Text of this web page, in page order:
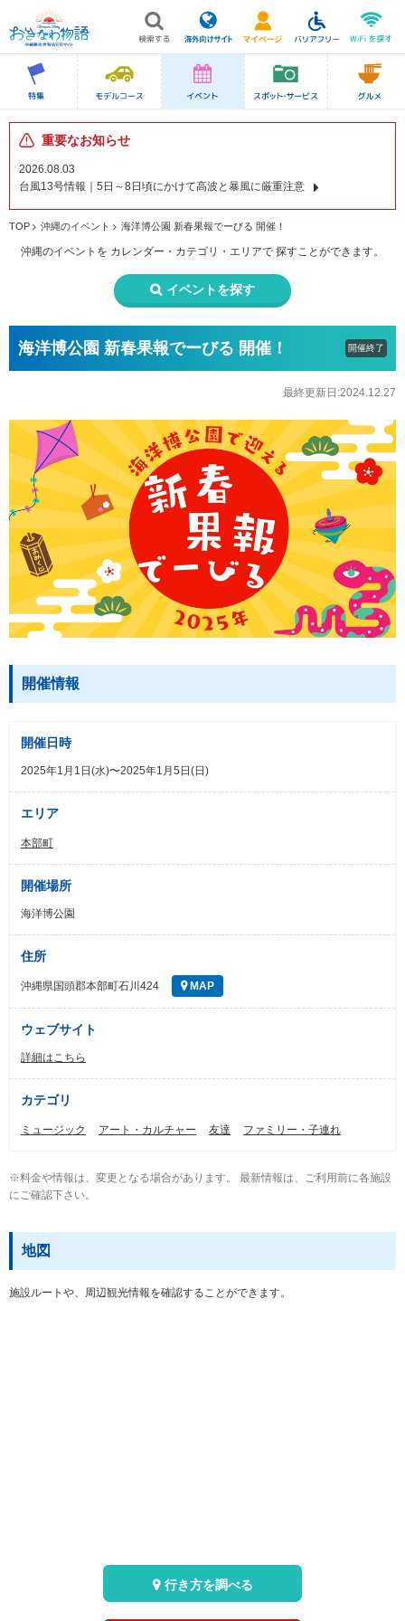
重要なお知らせ
2026.08.03
台風13号情報｜5日～8日頃にかけて高波と暴風に厳重注意
TOP 沖縄のイベント 海洋博公園 新春果報でーびる 開催！
沖縄のイベントを カレンダー・カテゴリ・エリアで 探すことができます。
イベントを探す
海洋博公園 新春果報でーびる 開催！ 開催終了
最終更新日:2024.12.27
開催情報
開催日時
2025年1月1日(水)〜2025年1月5日(日)
エリア
本部町
開催場所
海洋博公園
住所
沖縄県国頭郡本部町石川424 MAP
ウェブサイト
詳細はこちら
カテゴリ
ミュージック アート・カルチャー 友達 ファミリー・子連れ
※料金や情報は、変更となる場合があります。 最新情報は、ご利用前に各施設
にご確認下さい。
地図
施設ルートや、周辺観光情報を確認することができます。
行き方を調べる